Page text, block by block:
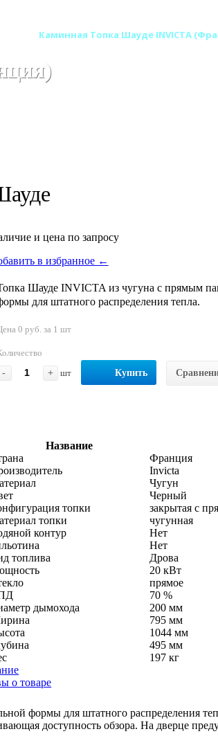
Каминная Топка Шауде INVICTA
и цена по запросу
в избранное ←
Шауде INVICTA из чугуна с прямым
для штатного распределения тепла.
0 руб. за 1 шт
-
+ шт Купить
Название
Франция
Invicta
Чугун
Черный
топки
закрытая с
топки
чугунная
контур
Нет
Нет
топлива
Дрова
20 кВт
прямое
70 %
дымохода
200 мм
795 мм
1044 мм
495 мм
197 кг
о товаре
формы для штатного распределения
доступность обзора. На дверце